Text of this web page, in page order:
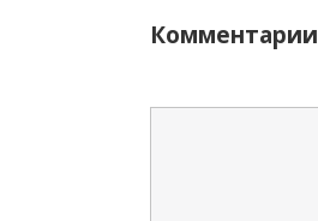
Комментарии